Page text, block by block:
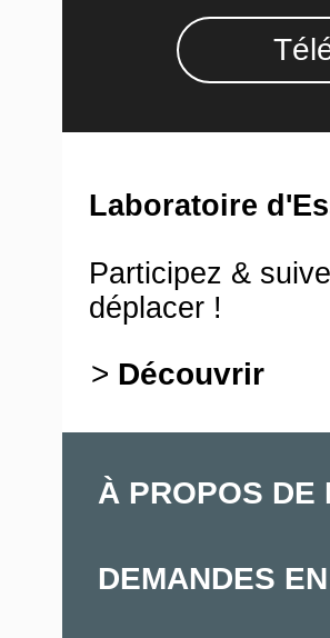
Laboratoire
Participez &
déplacer !
> Découvrir
À PROPOS DE
DEMANDES